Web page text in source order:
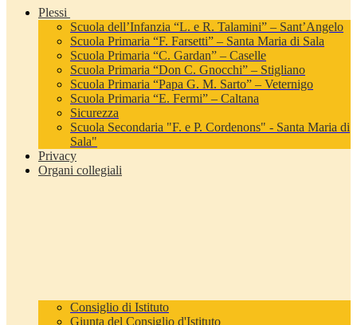
Plessi
Scuola dell’Infanzia “L. e R. Talamini” – Sant’Angelo
Scuola Primaria “F. Farsetti” – Santa Maria di Sala
Scuola Primaria “C. Gardan” – Caselle
Scuola Primaria “Don C. Gnocchi” – Stigliano
Scuola Primaria “Papa G. M. Sarto” – Veternigo
Scuola Primaria “E. Fermi” – Caltana
Sicurezza
Scuola Secondaria "F. e P. Cordenons" - Santa Maria di
Sala"
Privacy
Organi collegiali
Consiglio di Istituto
Giunta del Consiglio d'Istituto